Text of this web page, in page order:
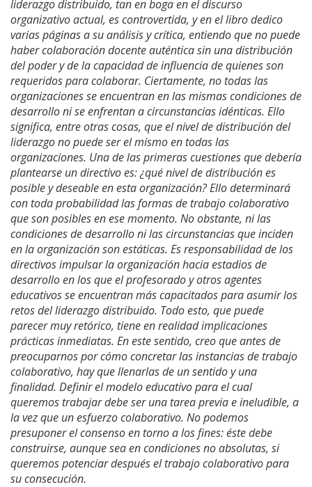
liderazgo distribuido, tan en boga en el discurso
organizativo actual, es controvertida, y en el libro dedico
varias páginas a su análisis y crítica, entiendo que no puede
haber colaboración docente auténtica sin una distribución
del poder y de la capacidad de influencia de quienes son
requeridos para colaborar. Ciertamente, no todas las
organizaciones se encuentran en las mismas condiciones de
desarrollo ni se enfrentan a circunstancias idénticas. Ello
significa, entre otras cosas, que el nivel de distribución del
liderazgo no puede ser el mismo en todas las
organizaciones. Una de las primeras cuestiones que debería
plantearse un directivo es: ¿qué nivel de distribución es
posible y deseable en esta organización? Ello determinará
con toda probabilidad las formas de trabajo colaborativo
que son posibles en ese momento. No obstante, ni las
condiciones de desarrollo ni las circunstancias que inciden
en la organización son estáticas. Es responsabilidad de los
directivos impulsar la organización hacia estadios de
desarrollo en los que el profesorado y otros agentes
educativos se encuentran más capacitados para asumir los
retos del liderazgo distribuido. Todo esto, que puede
parecer muy retórico, tiene en realidad implicaciones
prácticas inmediatas. En este sentido, creo que antes de
preocuparnos por cómo concretar las instancias de trabajo
colaborativo, hay que llenarlas de un sentido y una
finalidad. Definir el modelo educativo para el cual
queremos trabajar debe ser una tarea previa e ineludible, a
la vez que un esfuerzo colaborativo. No podemos
presuponer el consenso en torno a los fines: éste debe
construirse, aunque sea en condiciones no absolutas, si
queremos potenciar después el trabajo colaborativo para
su consecución.